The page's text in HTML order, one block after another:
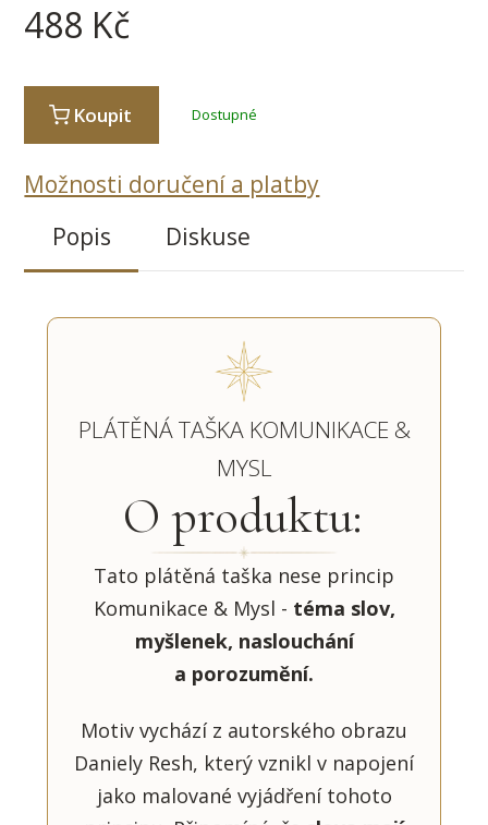
488 Kč
Koupit Dostupné
Možnosti doručení a platby
Popis
Diskuse
PLÁTĚNÁ TAŠKA KOMUNIKACE &
MYSL
O produktu:
Tato plátěná taška nese princip
Komunikace & Mysl - téma slov,
myšlenek, naslouchání
a porozumění.
Motiv vychází z autorského obrazu
Daniely Resh, který vznikl v napojení
jako malované vyjádření tohoto